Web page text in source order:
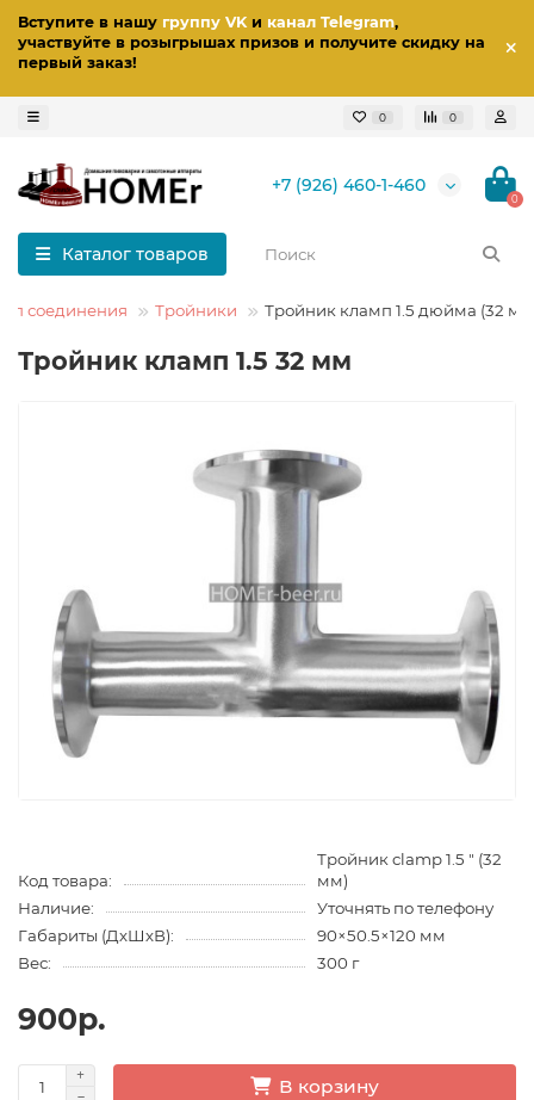
Вступите в нашу группу VKи канал Telegram,
участвуйте в розыгрышах призов и получите скидку на
первый заказ!
0 0
+7 (926) 460-1-460
0
Каталог товаров
соединения Тройники Тройник кламп 1.5 дюйма (32
Тройник кламп 1.5 32 мм
Код товара:
Тройник clamp 1.5 " (32
мм)
Наличие:
Уточнять по телефону
Габариты (ДхШхВ):
90×50.5×120 мм
Вес:
300 г
900р.
В корзину